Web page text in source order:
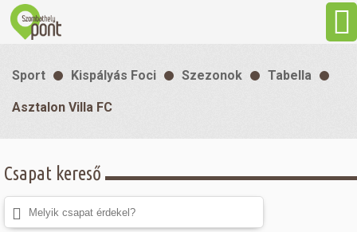
Programok
Gasztronómia
Sport Kispályás Foci Szezonok Tabella
Asztalon Villa FC
Csapat kereső